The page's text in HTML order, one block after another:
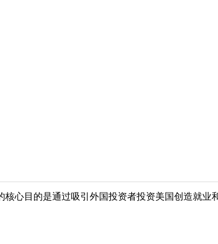
心目的是通过吸引外国投资者投资美国创造就业